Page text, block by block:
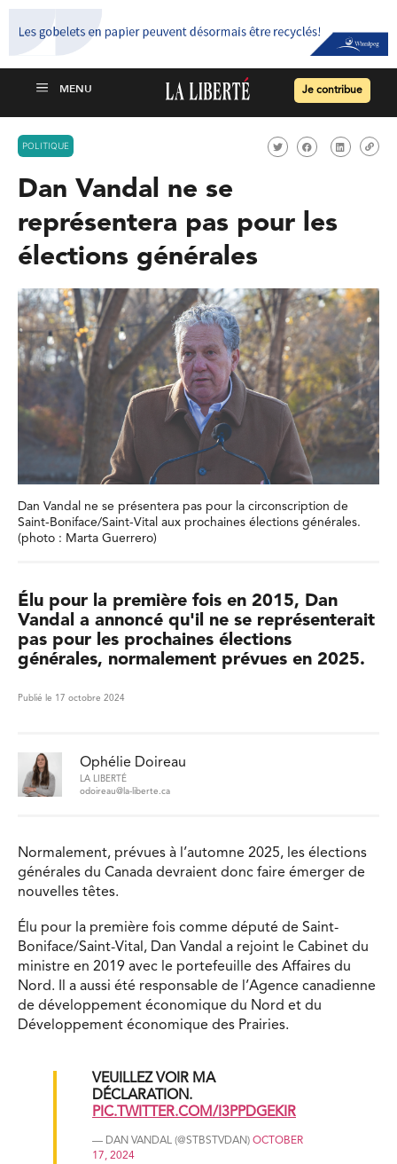
Je contribue
POLITIQUE
Dan Vandal ne se
représentera pas pour les
élections générales
Dan Vandal ne se présentera pas pour la circonscription de
Saint-Boniface/Saint-Vital aux prochaines élections générales.
(photo : Marta Guerrero)
Élu pour la première fois en 2015, Dan
Vandal a annoncé qu'il ne se représenterait
pas pour les prochaines élections
générales, normalement prévues en 2025.
Publié le 17 octobre 2024
Ophélie Doireau
LA LIBERTÉ
odoireau@la-liberte.ca
Normalement, prévues à l’automne 2025, les élections
générales du Canada devraient donc faire émerger de
nouvelles têtes.
Élu pour la première fois comme député de Saint-
Boniface/Saint-Vital, Dan Vandal a rejoint le Cabinet du
ministre en 2019 avec le portefeuille des Affaires du
Nord. Il a aussi été responsable de l’Agence canadienne
de développement économique du Nord et du
Développement économique des Prairies.
VEUILLEZ VOIR MA
DÉCLARATION.
PIC.TWITTER.COM/I3PPDGEKIR
— DAN VANDAL (@STBSTVDAN) OCTOBER
17, 2024